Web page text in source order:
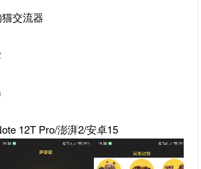
猫交流器
12T Pro/澎湃2/安卓15